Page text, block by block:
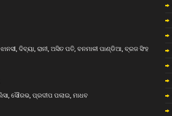
ଦିବ୍ୟା, ରାନୀ, ଅସିତ ପତି, ବନମାଳୀ ପାଣ୍ଡିଆ, ବ୍ରଜ ସିଂହ
ସୌରଭ, ପ୍ରଦୀପ ପଲାଇ, ମାଧବ